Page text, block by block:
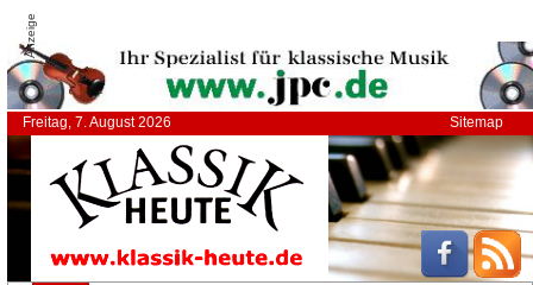
Anzeige
Freitag, 7. August 2026 Sitemap